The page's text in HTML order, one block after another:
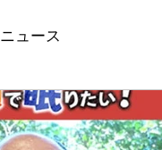
ニュース